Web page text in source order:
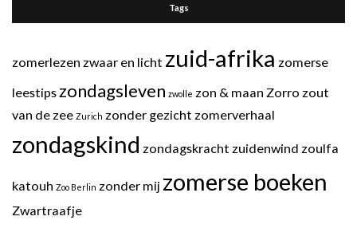
Tags
zomerlezen zwaar en licht zuid-afrika zomerse
leestipszondagsleven zwolle zon & maan Zorro zout
van de zee Zurich zonder gezicht zomerverhaal
zondagskind zondagskracht zuidenwind zoulfa
katouh Zoo Berlin zonder mij zomerse boeken
Zwartraafje